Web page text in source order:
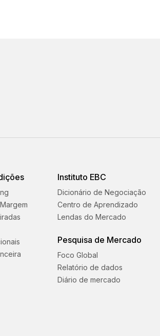
Instituto EBC
Dicionário de Negociação
Centro de Aprendizado
Lendas do Mercado
Pesquisa de Mercado
Foco Global
Relatório de dados
Diário de mercado